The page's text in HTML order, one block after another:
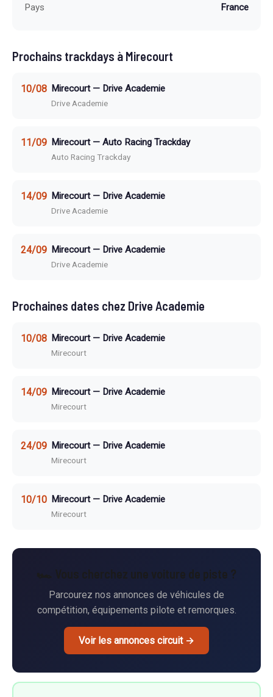
Pays France
Prochains trackdays à Mirecourt
10/08 Mirecourt — Drive Academie
Drive Academie
11/09 Mirecourt — Auto Racing Trackday
Auto Racing Trackday
14/09 Mirecourt — Drive Academie
Drive Academie
24/09 Mirecourt — Drive Academie
Drive Academie
Prochaines dates chez Drive Academie
10/08 Mirecourt — Drive Academie
Mirecourt
14/09 Mirecourt — Drive Academie
Mirecourt
24/09 Mirecourt — Drive Academie
Mirecourt
10/10 Mirecourt — Drive Academie
Mirecourt
🏎️ Vous cherchez une voiture de piste ?
Parcourez nos annonces de véhicules de
compétition, équipements pilote et remorques.
Voir les annonces circuit →